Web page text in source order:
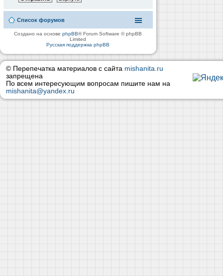
Список форумов
Создано на основеphpBB® Forum Software © phpBB
Limited
Русская поддержка phpBB
© Перепечатка материалов с сайта mishanita.ru
запрещена
По всем интересующим вопросам пишите нам на
mishanita@yandex.ru